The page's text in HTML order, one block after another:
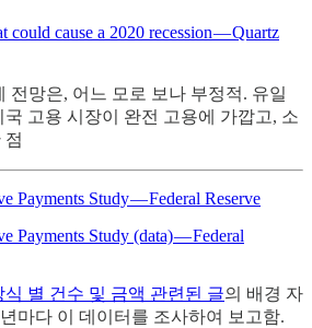
could cause a 2020 recession — Quartz
전망은, 어느 모로 보나 부정적. 유일
고용 시장이 완전 고용에 가깝고, 소
점
Payments Study — Federal Reserve
Payments Study (data) — Federal
식 별 건수 및 금액 관련된 글의 배경 자
마다 이 데이터를 조사하여 보고함.